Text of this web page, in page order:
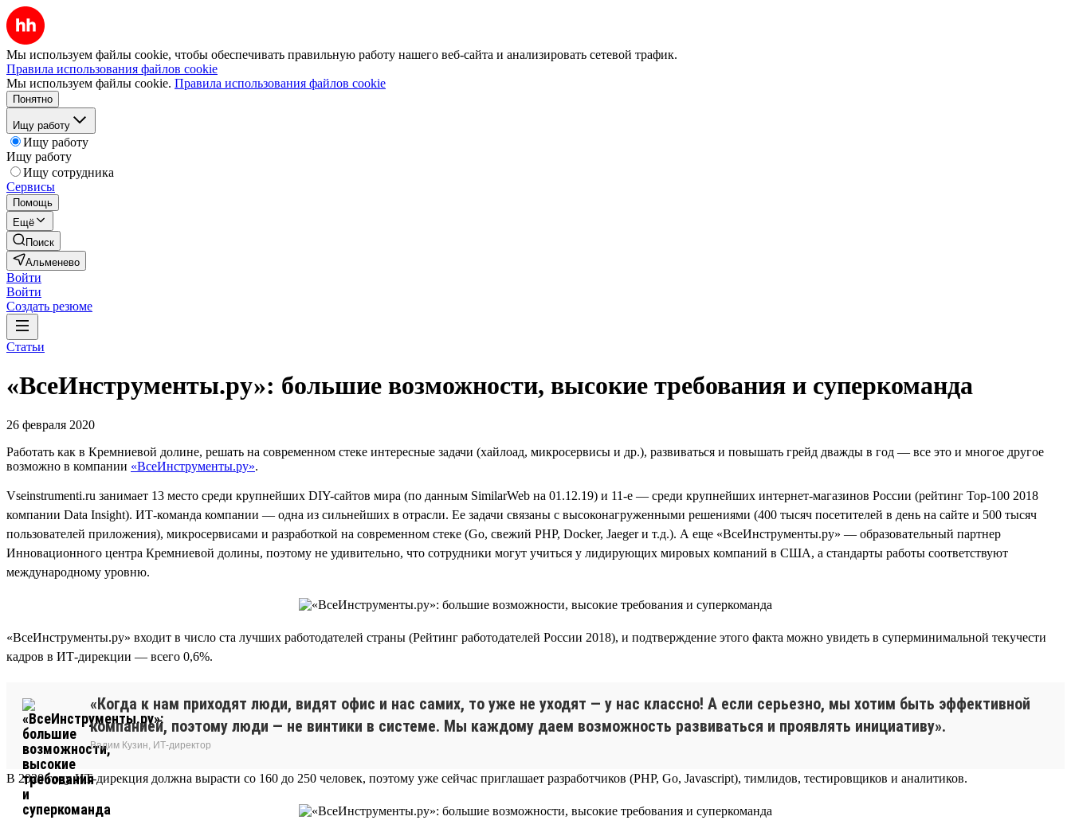
Мы используем файлы cookie, чтобы обеспечивать правильную работу нашего веб-сайта и анализировать сетевой трафик.
Правила использования файлов cookie
Мы используем файлы cookie. Правила использования файлов cookie
Понятно
Ищу работу
Ищу работу
Ищу работу
Ищу сотрудника
Сервисы
Помощь
Ещё
Поиск
Альменево
Войти
Войти
Создать резюме
Статьи
«ВсеИнструменты.ру»: большие возможности, высокие требования и суперкоманда
26 февраля 2020
Работать как в Кремниевой долине, решать на современном стеке интересные задачи (хайлоад, микросервисы и др.), развиваться и повышать грейд дважды в год — все это и многое другое
возможно в компании «ВсеИнструменты.ру».
Vseinstrumenti.ru занимает 13 место среди крупнейших DIY-сайтов мира (по данным SimilarWeb на 01.12.19) и 11-е — среди крупнейших интернет-магазинов России (рейтинг Top-100 2018
компании Data Insight). ИТ-команда компании — одна из сильнейших в отрасли. Ее задачи связаны с высоконагруженными решениями (400 тысяч посетителей в день на сайте и 500 тысяч
пользователей приложения), микросервисами и разработкой на современном стеке (Go, свежий PHP, Docker, Jaeger и т.д.). А еще «ВсеИнструменты.ру» — образовательный партнер
Инновационного центра Кремниевой долины, поэтому не удивительно, что сотрудники могут учиться у лидирующих мировых компаний в США, а стандарты работы соответствуют
международному уровню.
«ВсеИнструменты.ру» входит в число ста лучших работодателей страны (Рейтинг работодателей России 2018), и подтверждение этого факта можно увидеть в суперминимальной текучести
кадров в ИТ-дирекции — всего 0,6%.
«Когда к нам приходят люди, видят офис и нас самих, то уже не уходят — у нас классно! А если серьезно, мы хотим быть эффективной
компанией, поэтому люди — не винтики в системе. Мы каждому даем возможность развиваться и проявлять инициативу».
Вадим Кузин, ИТ-директор
В 2020 году ИТ-дирекция должна вырасти со 160 до 250 человек, поэтому уже сейчас приглашает разработчиков (PHP, Go, Javascript), тимлидов, тестировщиков и аналитиков.